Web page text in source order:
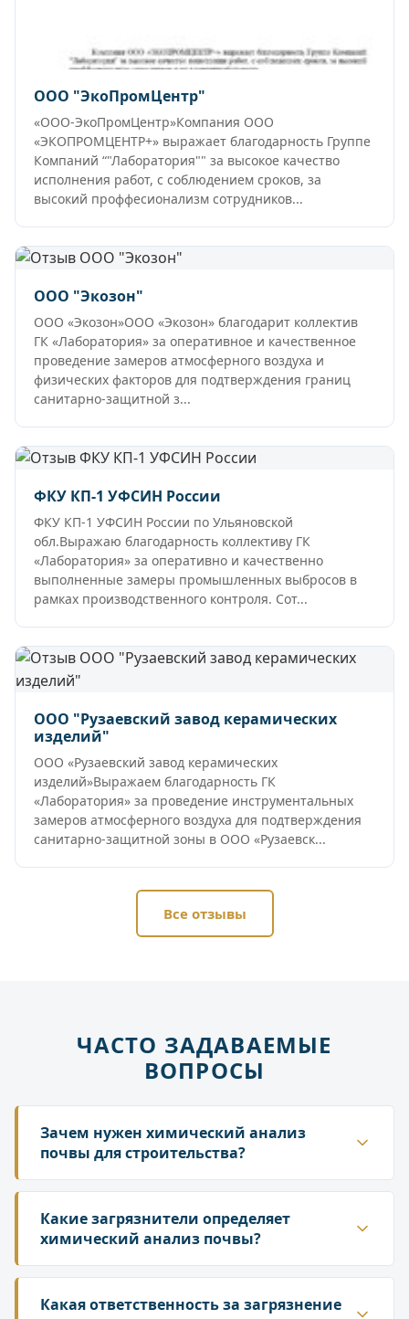
ООО "ЭкоПромЦентр"
«ООО-ЭкоПромЦентр»Компания ООО
«ЭКОПРОМЦЕНТР+» выражает благодарность Группе
Компаний “"Лаборатория"" за высокое качество
исполнения работ, с соблюдением сроков, за
высокий проффесионализм сотрудников...
ООО "Экозон"
ООО «Экозон»ООО «Экозон» благодарит коллектив
ГК «Лаборатория» за оперативное и качественное
проведение замеров атмосферного воздуха и
физических факторов для подтверждения границ
санитарно-защитной з...
ФКУ КП-1 УФСИН России
ФКУ КП-1 УФСИН России по Ульяновской
обл.Выражаю благодарность коллективу ГК
«Лаборатория» за оперативно и качественно
выполненные замеры промышленных выбросов в
рамках производственного контроля. Сот...
ООО "Рузаевский завод керамических
изделий"
ООО «Рузаевский завод керамических
изделий»Выражаем благодарность ГК
«Лаборатория» за проведение инструментальных
замеров атмосферного воздуха для подтверждения
санитарно-защитной зоны в ООО «Рузаевск...
Все отзывы
ЧАСТО ЗАДАВАЕМЫЕ
ВОПРОСЫ
Зачем нужен химический анализ
почвы для строительства?
Он необходим на всех этапах: от выбора участка
до ввода объекта в эксплуатацию. Анализ
подтверждает пригодность земли для
экологических изысканий и помогает получить
разрешения, обосновав проектную
Какие загрязнители определяет
химический анализ почвы?
Анализ выявляет более 170 видов
загрязнителей. Основные группы включают
Какая ответственность за загрязнение